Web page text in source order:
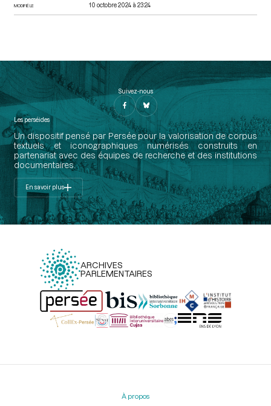
MODIFIÉ LE 10 octobre 2024 à 23:24
Suivez-nous
Les perséides
Un dispositif pensé par Persée pour la valorisation de corpus
textuels et iconographiques numérisés construits en
partenariat avec des équipes de recherche et des institutions
documentaires.
En savoir plus
ARCHIVES
PARLEMENTAIRES
Menu
À propos